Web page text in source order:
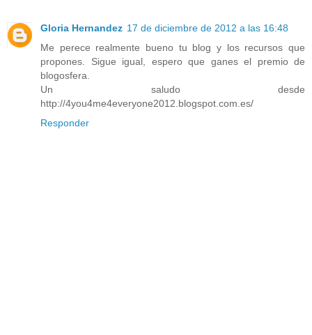
Gloria Hernandez 17 de diciembre de 2012 a las 16:48
Me perece realmente bueno tu blog y los recursos que
propones. Sigue igual, espero que ganes el premio de
blogosfera.
Un saludo desde
http://4you4me4everyone2012.blogspot.com.es/
Responder